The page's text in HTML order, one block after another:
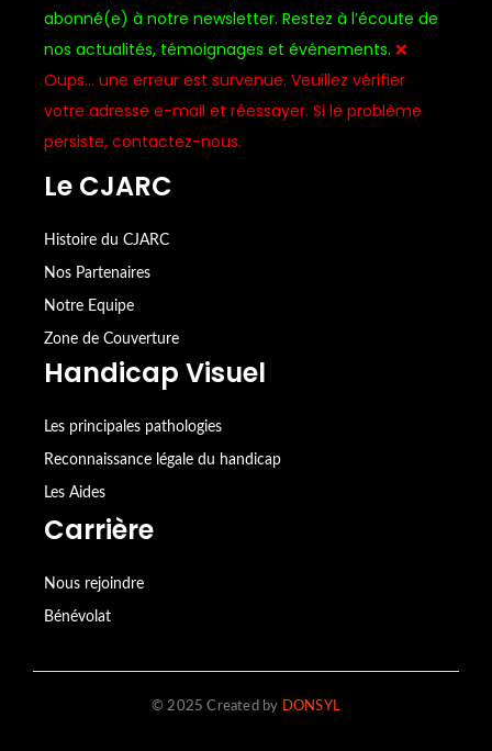
abonné(e) à notre newsletter. Restez à l’écoute de
nos actualités, témoignages et événements. ❌
Oups… une erreur est survenue. Veuillez vérifier
votre adresse e-mail et réessayer. Si le problème
persiste, contactez-nous.
Le CJARC
Histoire du CJARC
Nos Partenaires
Notre Equipe
Zone de Couverture
Handicap Visuel
Les principales pathologies
Reconnaissance légale du handicap
Les Aides
Carrière
Nous rejoindre
Bénévolat
© 2025 Created by DONSYL